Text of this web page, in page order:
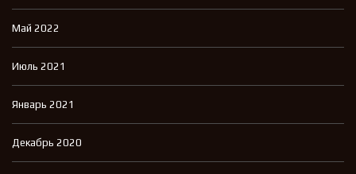
Май 2022
Июль 2021
Январь 2021
Декабрь 2020